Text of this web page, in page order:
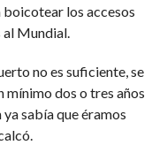
los accesos
al Mundial.
no es suficiente, se
dos o tres años
sabía que éramos